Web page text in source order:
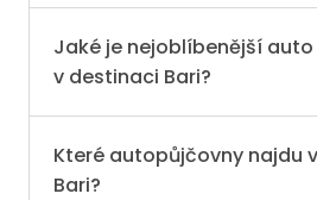
Jaké je nejoblíbenější
v destinaci Bari?
Které autopůjčovny najdu
Bari?